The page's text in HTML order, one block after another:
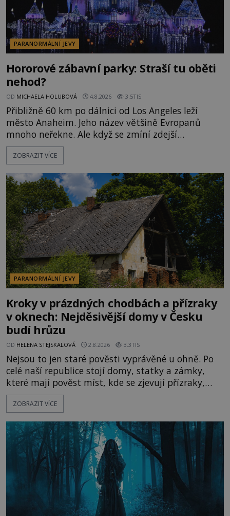
PARANORMÁLNÍ JEVY
Hororové zábavní parky: Straší tu oběti
nehod?
OD MICHAELA HOLUBOVÁ 4.8.2026 3.5TIS
Přibližně 60 km po dálnici od Los Angeles leží
město Anaheim. Jeho název většině Evropanů
mnoho neřekne. Ale když se zmíní zdejší
Disneyland, je hned jasno. Zábavní park vyroste na
poklidném místě bývalého sadu pomerančovníků.
kolem 17 000 000 zábavychtivých lidí ročně. A ač je
velká snaha to utajit, někteří z
ZOBRAZIT VÍCE
PARANORMÁLNÍ JEVY
Kroky v prázdných chodbách a přízraky
v oknech: Nejděsivější domy v Česku
budí hrůzu
OD HELENA STEJSKALOVÁ 2.8.2026 3.3TIS
Nejsou to jen staré pověsti vyprávěné u ohně. Po
celé naší republice stojí domy, statky a zámky,
které mají pověst míst, kde se zjevují přízraky,
ozývají nevysvětlitelné zvuky nebo se dějí podivné
jevy. Zatímco historici většinou hledají racionální
lokality vykazují nápadně podobná svědectví po
celé generace. A právě tato opakující se svědectví
ZOBRAZIT VÍCE